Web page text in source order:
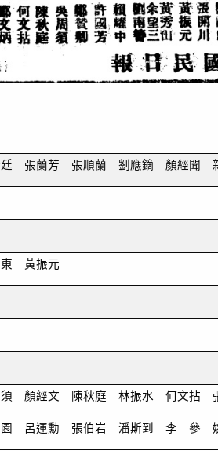
張蘭芳 張順蘭 劉應鏑 顏經聞
東 黃振元
顏經文 陳秋庭 林振水 何文拈
園 呂運勳 張伯岩 潘斯到 李 參